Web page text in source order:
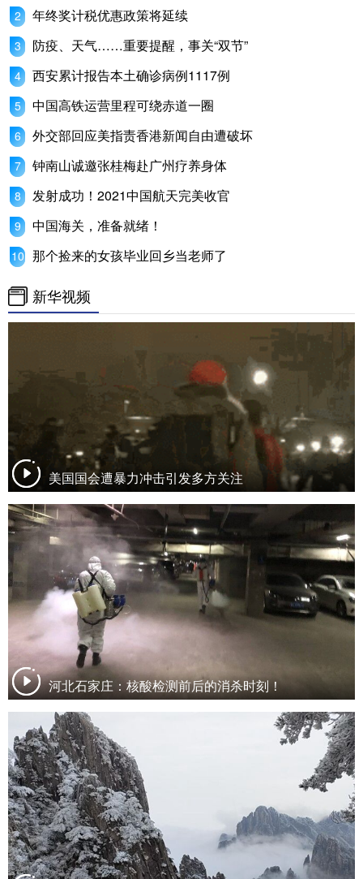
年终奖计税优惠政策将延续
防疫、天气……重要提醒，事关“双节”
西安累计报告本土确诊病例1117例
中国高铁运营里程可绕赤道一圈
外交部回应美指责香港新闻自由遭破坏
钟南山诚邀张桂梅赴广州疗养身体
发射成功！2021中国航天完美收官
中国海关，准备就绪！
那个捡来的女孩毕业回乡当老师了
新华视频
美国国会遭暴力冲击引发多方关注
河北石家庄：核酸检测前后的消杀时刻！